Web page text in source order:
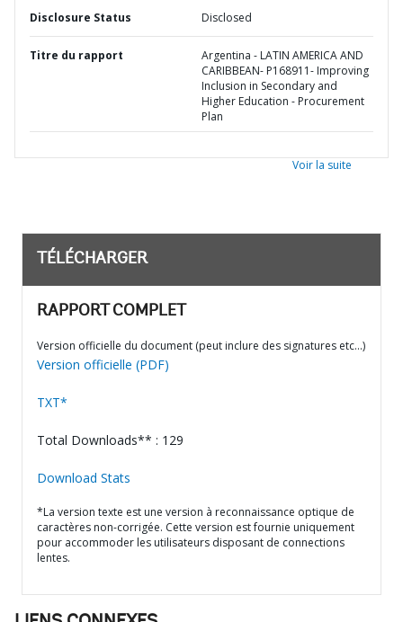
Disclosure Status Disclosed
Titre du rapport
Argentina - LATIN AMERICA AND
CARIBBEAN- P168911- Improving
Inclusion in Secondary and
Higher Education - Procurement
Plan
Voir la suite
TÉLÉCHARGER
RAPPORT COMPLET
Version officielle du document (peut inclure des signatures etc…)
Version officielle (PDF)
TXT*
Total Downloads** : 129
Download Stats
*La version texte est une version à reconnaissance optique de
caractères non-corrigée. Cette version est fournie uniquement
pour accommoder les utilisateurs disposant de connections
lentes.